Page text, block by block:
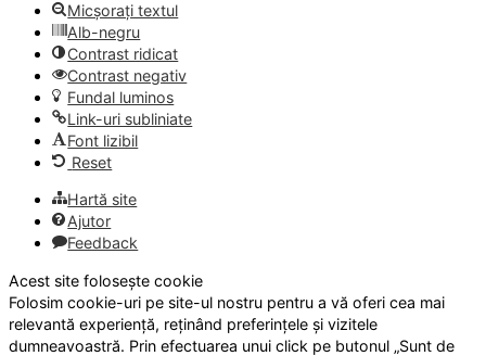
Micșorați textul
Alb-negru
Contrast ridicat
Contrast negativ
Fundal luminos
Link-uri subliniate
Font lizibil
Reset
Hartă site
Ajutor
Feedback
Acest site folosește cookie
Folosim cookie-uri pe site-ul nostru pentru a vă oferi cea mai
relevantă experiență, reținând preferințele și vizitele
dumneavoastră. Prin efectuarea unui click pe butonul „Sunt de